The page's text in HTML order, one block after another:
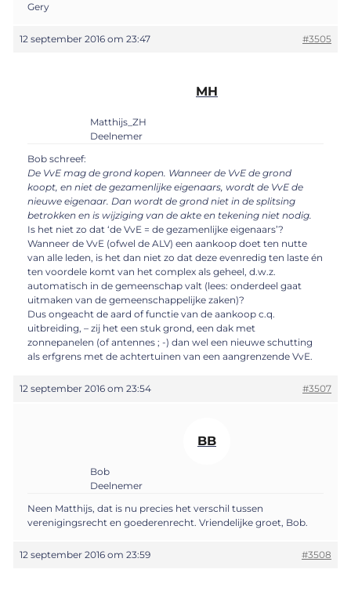
Gery
12 september 2016 om 23:47 #3505
MH
Matthijs_ZH
Deelnemer
Bob schreef:
De VvE mag de grond kopen. Wanneer de VvE de grond
koopt, en niet de gezamenlijke eigenaars, wordt de VvE de
nieuwe eigenaar. Dan wordt de grond niet in de splitsing
betrokken en is wijziging van de akte en tekening niet nodig.
Is het niet zo dat ‘de VvE = de gezamenlijke eigenaars’?
Wanneer de VvE (ofwel de ALV) een aankoop doet ten nutte
van alle leden, is het dan niet zo dat deze evenredig ten laste én
ten voordele komt van het complex als geheel, d.w.z.
automatisch in de gemeenschap valt (lees: onderdeel gaat
uitmaken van de gemeenschappelijke zaken)?
Dus ongeacht de aard of functie van de aankoop c.q.
uitbreiding, – zij het een stuk grond, een dak met
zonnepanelen (of antennes ; -) dan wel een nieuwe schutting
als erfgrens met de achtertuinen van een aangrenzende VvE.
12 september 2016 om 23:54 #3507
BB
Bob
Deelnemer
Neen Matthijs, dat is nu precies het verschil tussen
verenigingsrecht en goederenrecht. Vriendelijke groet, Bob.
12 september 2016 om 23:59 #3508